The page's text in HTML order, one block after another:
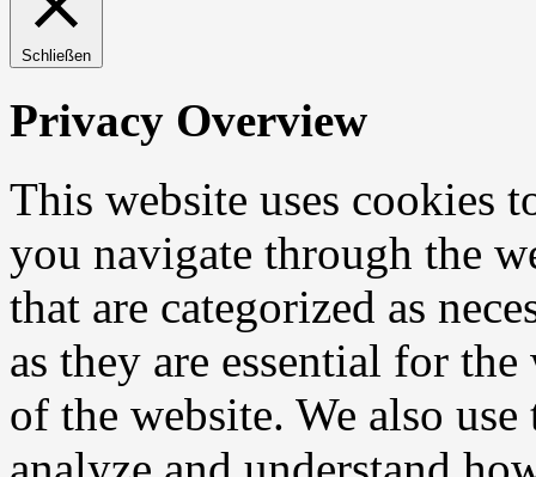
Schließen
Privacy Overview
This website uses cookies
you navigate through the
that are categorized as
as they are essential for
of the website. We also